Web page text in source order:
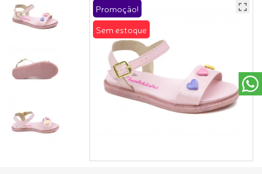
Promoção!
Sem estoque